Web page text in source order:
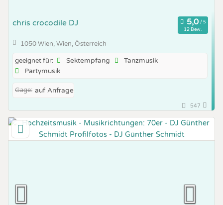
chris crocodile DJ
12 Bew.
1050 Wien, Wien, Österreich
geeignet für: Sektempfang
Tanzmusik
Partymusik
Gage: auf Anfrage
547